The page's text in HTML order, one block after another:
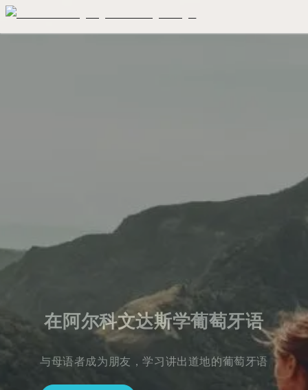
在阿尔科文达斯学葡萄牙语
与母语者成为朋友，学习讲出道地的葡萄牙语